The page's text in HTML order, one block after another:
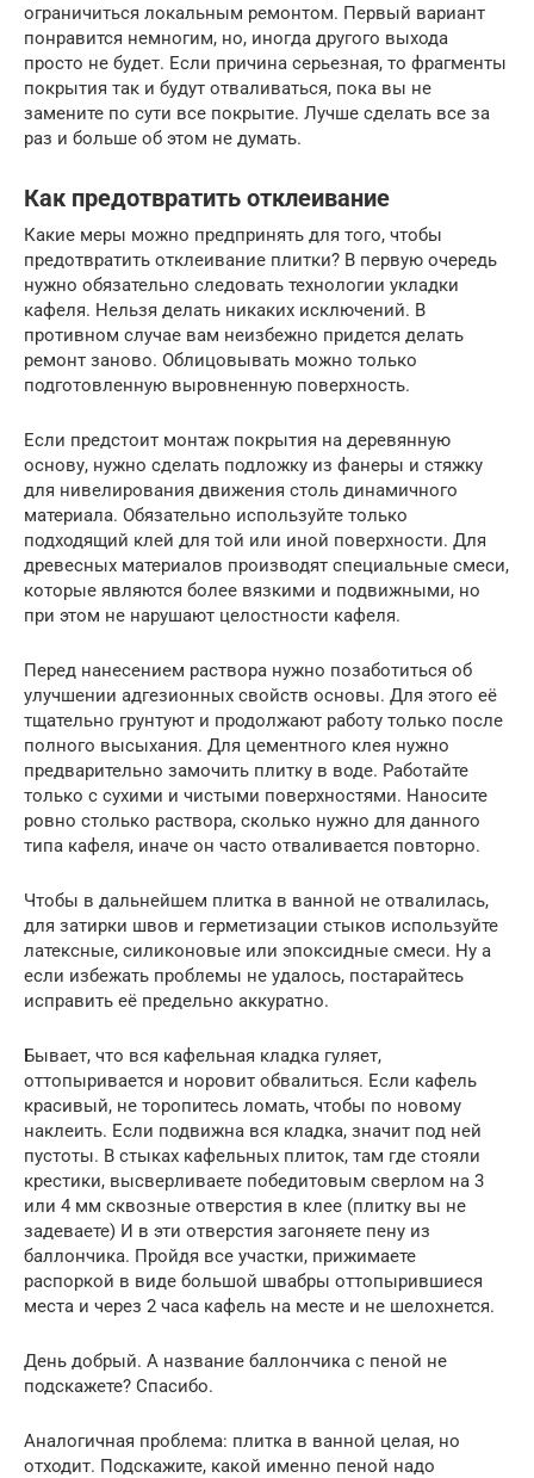
ограничиться локальным ремонтом. Первый вариант
понравится немногим, но, иногда другого выхода
просто не будет. Если причина серьезная, то фрагменты
покрытия так и будут отваливаться, пока вы не
замените по сути все покрытие. Лучше сделать все за
раз и больше об этом не думать.
Как предотвратить отклеивание
Какие меры можно предпринять для того, чтобы
предотвратить отклеивание плитки? В первую очередь
нужно обязательно следовать технологии укладки
кафеля. Нельзя делать никаких исключений. В
противном случае вам неизбежно придется делать
ремонт заново. Облицовывать можно только
подготовленную выровненную поверхность.
Если предстоит монтаж покрытия на деревянную
основу, нужно сделать подложку из фанеры и стяжку
для нивелирования движения столь динамичного
материала. Обязательно используйте только
подходящий клей для той или иной поверхности. Для
древесных материалов производят специальные смеси,
которые являются более вязкими и подвижными, но
при этом не нарушают целостности кафеля.
Перед нанесением раствора нужно позаботиться об
улучшении адгезионных свойств основы. Для этого её
тщательно грунтуют и продолжают работу только после
полного высыхания. Для цементного клея нужно
предварительно замочить плитку в воде. Работайте
только с сухими и чистыми поверхностями. Наносите
ровно столько раствора, сколько нужно для данного
типа кафеля, иначе он часто отваливается повторно.
Чтобы в дальнейшем плитка в ванной не отвалилась,
для затирки швов и герметизации стыков используйте
латексные, силиконовые или эпоксидные смеси. Ну а
если избежать проблемы не удалось, постарайтесь
исправить её предельно аккуратно.
Бывает, что вся кафельная кладка гуляет,
оттопыривается и норовит обвалиться. Если кафель
красивый, не торопитесь ломать, чтобы по новому
наклеить. Если подвижна вся кладка, значит под ней
пустоты. В стыках кафельных плиток, там где стояли
крестики, высверливаете победитовым сверлом на 3
или 4 мм сквозные отверстия в клее (плитку вы не
задеваете) И в эти отверстия загоняете пену из
баллончика. Пройдя все участки, прижимаете
распоркой в виде большой швабры оттопырившиеся
места и через 2 часа кафель на месте и не шелохнется.
День добрый. А название баллончика с пеной не
подскажете? Спасибо.
Аналогичная проблема: плитка в ванной целая, но
отходит. Подскажите, какой именно пеной надо